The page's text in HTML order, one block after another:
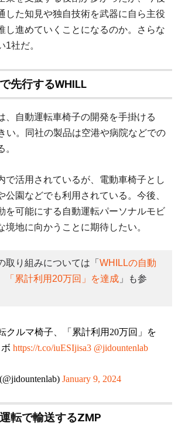
した知見や独自技術を武器に自ら主役
し進めていくことになるのか。さらな
1社だ。
先行するWHILL
、自動運転車椅子の開発を手掛ける
い。同社の製品は空港や病院などでの
で活用されているが、電動車椅子とし
公園などでも利用されている。今後、
を可能にする自動運転パーソナルモビ
境地に向かうことに期待したい。
取り組みについては「 WHILLの自動
「累計利用20万回」を達成 」も参
クルマ椅子、「累計利用20万回」を
https://t.co/iuESIjisa3 @jidountenlab
January 9, 2024
転で輸送するZMP